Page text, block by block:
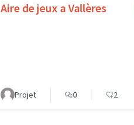
Aire de jeux a Vallères
Projet 0 2